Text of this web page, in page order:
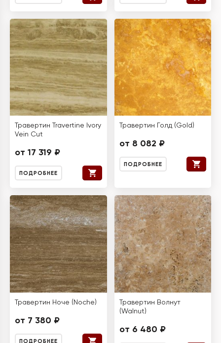
Травертин Travertine Ivory
Vein Cut
от 17 319 ₽
ПОДРОБНЕЕ
Травертин Голд (Gold)
от 8 082 ₽
ПОДРОБНЕЕ
Травертин Ноче (Noche)
от 7 380 ₽
ПОДРОБНЕЕ
Травертин Волнут
(Walnut)
от 6 480 ₽